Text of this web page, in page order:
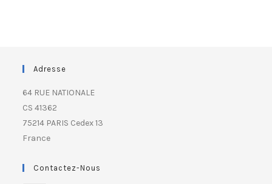
Adresse
64 RUE NATIONALE
CS 41362
75214 PARIS Cedex 13
France
Contactez-Nous